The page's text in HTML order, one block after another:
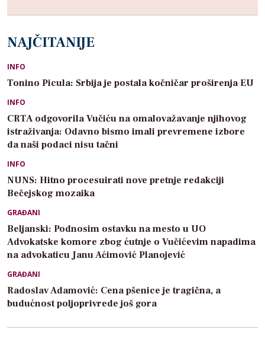
NAJČITANIJE
INFO
Tonino Picula: Srbija je postala kočničar proširenja EU
INFO
CRTA odgovorila Vučiću na omalovažavanje njihovog
istraživanja: Odavno bismo imali prevremene izbore
da naši podaci nisu tačni
INFO
NUNS: Hitno procesuirati nove pretnje redakciji
Bečejskog mozaika
GRAĐANI
Beljanski: Podnosim ostavku na mesto u UO
Advokatske komore zbog ćutnje o Vučićevim napadima
na advokaticu Janu Aćimović Planojević
GRAĐANI
Radoslav Adamović: Cena pšenice je tragična, a
budućnost poljoprivrede još gora